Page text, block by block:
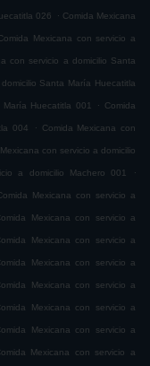
026 . Comida Mexicana
Mexicana con servicio a
con servicio a domicilio Santa
Santa María Huecatitla
Huecatitla 001 . Comida
004 . Comida Mexicana con
con servicio a domicilio
a domicilio Machero 001 .
Mexicana con servicio a
Mexicana con servicio a
Mexicana con servicio a
Mexicana con servicio a
Mexicana con servicio a
Mexicana con servicio a
Mexicana con servicio a
Mexicana con servicio a